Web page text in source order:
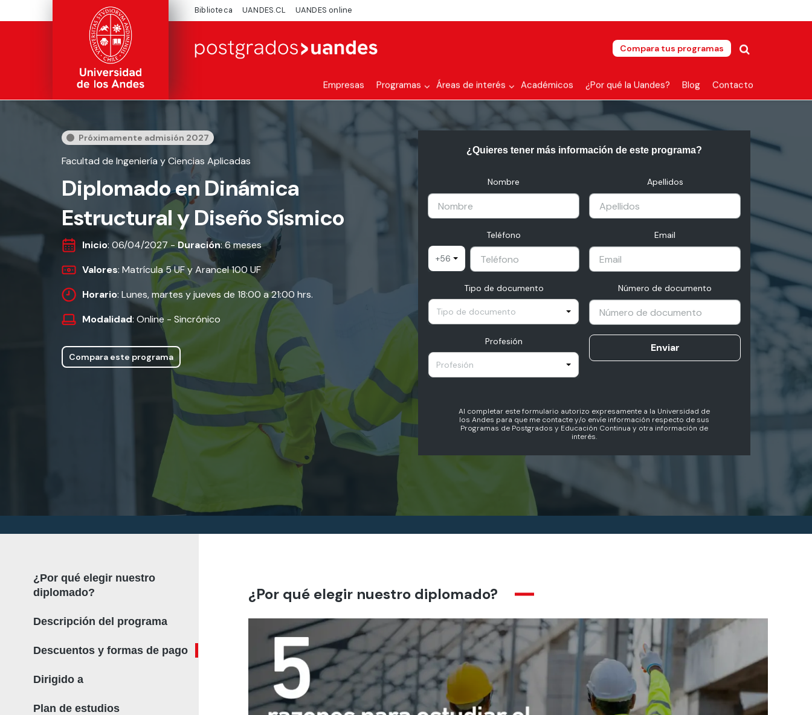
Biblioteca UANDES.CL UANDES online
Compara tus programas
Empresas Programas Áreas de interés Académicos ¿Por qué la Uandes? Blog Contacto
Próximamente admisión 2027
Facultad de Ingeniería y Ciencias Aplicadas
Diplomado en Dinámica
Estructural y Diseño Sísmico
Inicio: 06/04/2027 - Duración: 6 meses
Valores: Matrícula 5 UF y Arancel 100 UF
Horario: Lunes, martes y jueves de 18:00 a 21:00 hrs.
Modalidad: Online - Sincrónico
Compara este programa
¿Quieres tener más información de este programa?
Nombre Apellidos
Teléfono
+56
Email
Tipo de documento
Tipo de documento
Número de documento
Profesión
Profesión
Enviar
Al completar este formulario autorizo expresamente a la Universidad de
los Andes para que me contacte y/o envíe información respecto de sus
Programas de Postgrados y Educación Continua y otra información de
interés.
¿Por qué elegir nuestro
diplomado?
Descripción del programa
Descuentos y formas de pago
Dirigido a
Plan de estudios
¿Por qué elegir nuestro diplomado?